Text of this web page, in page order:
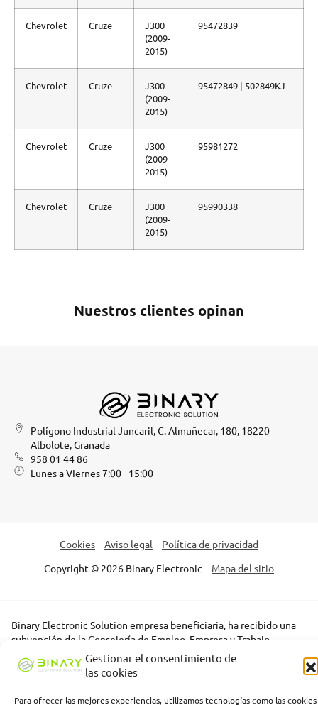
Gestionar el consentimiento de
las cookies
Para ofrecer las mejores experiencias, utilizamos tecnologías como las cookies
Chevrolet Cruze
J300
(2009-
2015)
95472839
Chevrolet Cruze
J300
(2009-
2015)
95472849 | 502849KJ
Chevrolet Cruze
J300
(2009-
2015)
95981272
Chevrolet Cruze
J300
(2009-
2015)
95990338
Nuestros clientes opinan
Polígono Industrial Juncaril, C. Almuñecar, 180, 18220
Albolote, Granada
958 01 44 86
Lunes a VIernes 7:00 - 15:00
Cookies–Aviso legal – Política de privacidad
Copyright © 2026 Binary Electronic – Mapa del sitio
Binary Electronic Solution empresa beneficiaria, ha recibido una
subvención de la Consejería de Empleo, Empresa y Trabajo
Autónomo de la Junta de Andalucía, financiada por la Unión
Europea con cargo al Programa FSE+ Andalucía 2021-2027,
fomento de la contratación en el ámbito de la Comunidad